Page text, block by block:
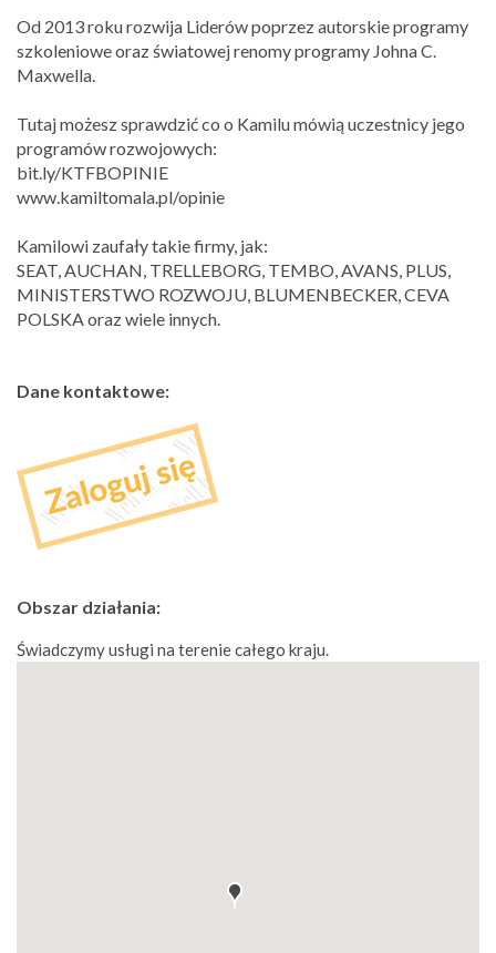
Od 2013 roku rozwija Liderów poprzez autorskie programy
szkoleniowe oraz światowej renomy programy Johna C.
Maxwella.
Tutaj możesz sprawdzić co o Kamilu mówią uczestnicy jego
programów rozwojowych:
bit.ly/KTFBOPINIE
www.kamiltomala.pl/opinie
Kamilowi zaufały takie firmy, jak:
SEAT, AUCHAN, TRELLEBORG, TEMBO, AVANS, PLUS,
MINISTERSTWO ROZWOJU, BLUMENBECKER, CEVA
POLSKA oraz wiele innych.
Dane kontaktowe:
Obszar działania:
Świadczymy usługi na terenie całego kraju.